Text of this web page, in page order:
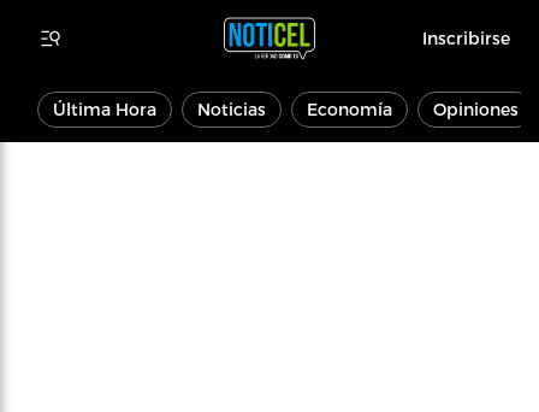
Inscribirse
Última Hora Noticias Economía Opiniones